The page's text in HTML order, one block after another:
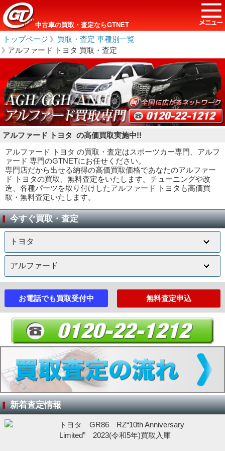
中古車の買取・査定ならGTNET
トップページ ＞
買取・査定 車種別一覧
＞
アルファード トヨタ 買取・査定
アルファード トヨタ の高価買取実施中!!
アルファード トヨタ の買取・査定はスポーツカー専門、アルフ
ァード 専門のGTNETにお任せください。
専門店だから出せる納得の高価買取価格であなたのアルファー
ド トヨタの買取、無料査定をいたします。チューニングや改
造、各種パーツを取り付けしたアルファード トヨタも高価買
取・無料査定いたします。
今すぐ買取・査定
お電話でも買取受付中 無料査定申込
新着査定情報
トヨタ GR86 RZ“10th Anniversary
Limited” 2023(令和5年)買取入庫